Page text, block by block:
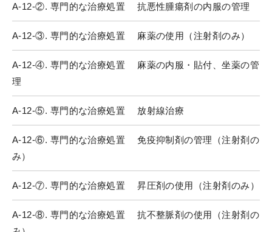
A-12-②. 専門的な治療処置 抗悪性腫瘍剤の内服の管理
A-12-③. 専門的な治療処置 麻薬の使用（注射剤のみ）
A-12-④. 専門的な治療処置 麻薬の内服・貼付、坐薬の管
理
A-12-⑤. 専門的な治療処置 放射線治療
A-12-⑥. 専門的な治療処置 免疫抑制剤の管理（注射剤の
み）
A-12-⑦. 専門的な治療処置 昇圧剤の使用（注射剤のみ）
A-12-⑧. 専門的な治療処置 抗不整脈剤の使用（注射剤の